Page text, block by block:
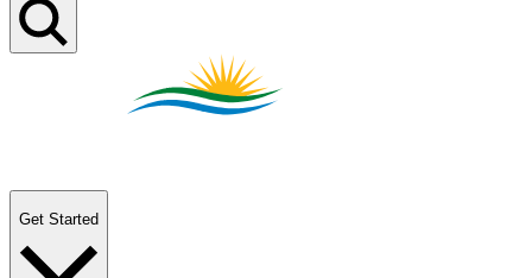
Get Started​​​​‌ ‍ ​‍​‍‌‍ ‌ ​‍‌‍‍‌‌‍‌ ‌‍‍‌‌‍ ‍​‍​‍​ ‍‍​‍​‍‌ ​ ‌‍​‌‌‍ ‍‌‍‍‌‌ ‌​‌ ‍‌​‍ ‍‌‍‍‌‌‍ ​‍​‍​‍ ​​‍​‍‌‍‍​‌ ​‍‌‍‌‌‌‍‌‍​‍​‍​ ‍‍​‍​‍‌‍‍​‌ ‌​‌ ‌​‌ ​​​ ‍‍​‍ ​‍ ‌‍ ​‌‍ ‌‍​ ‌‍​‌‌‍ ​‌‍‍​‌‍ ‌ ​ ‌ ‌​​ ‍‍​ ​ ​ ​ ​ ​ ​ ​ ​‍ ‌‍‍‌‌‍ ‍‌ ‌​‌‍‌‌‌‍ ‍‌ ‌​​‍ ‌‍‌‌‌‍‌​‌‍‍‌‌ ‌​​‍ ‌‍ ‌‌‍ ‌‍‌​‌‍‌‌​ ‌‌ ​​‌ ​‍‌‍‌‌‌ ​ ‌‍‌‌‌‍ ‍‌ ‌​‌‍​‌‌ ‌​‌‍‍‌‌‍ ‌‍ ‍​ ‍ ‌‍‍‌‌‍‌​​ ‌‌ ​ ‌‍‍‌‌ ‌​‌‍‌‌‌​‍​‌‍‌‌‌‍​‌‌‍‌​‌‍‌‌‌ ​‍​ ‍ ‌ ‌​‌ ‍‌‌ ​​‌‍‌‌​ ‌‌‍‍​‌‍‌‌‌‍​‌‌‍‌​‌‍‌‌‌ ​‍​ ‍ ‌ ​​‌‍​‌‌ ‌​‌‍‍​​ ‌‌‍‌ ‌‍‌‌‌ ‌​‌‌​ ‌ ‌​‌‍​‌‌ ​‍‌ ‌​‌‍‌‌‌‍‌​‌​ ‌‌‍‌‌‌‍ ‍‌ ‌‌​‍ ‍‌‍​‍‌ ‌​‌‍ ‍‌‌‌​‌‍‌‌‌ ‍​‌ ‌​​ ‌‍​‍‌‍​‌‌ ​ ‌‍‌‌‌‌‌‌‌ ​‍‌‍ ​​ ‌‌‍‍​‌ ‌​‌ ‌​‌ ​​​‍‌‌​ ​ ‌​​‌​‍‌‌​ ​‍‌​‌‍​‍‌‌​ ​‍‌​‌‍‌‍ ​‌‍ ‌‍​ ‌‍​‌‌‍ ​‌‍‍​‌‍ ‌ ​ ‌ ‌​​‍‌‌​ ​ ‌​​‌​ ​ ​ ​ ​ ​ ​ ​ ​‍‌‍‌‍‍‌‌‍‌​​ ‌‌ ​ ‌‍‍‌‌ ‌​‌‍‌‌‌​‍​‌‍‌‌‌‍​‌‌‍‌​‌‍‌‌‌ ​‍​‍‌‍‌ ‌​‌ ‍‌‌ ​​‌‍‌‌​ ‌‌‍‍​‌‍‌‌‌‍​‌‌‍‌​‌‍‌‌‌ ​‍​‍‌‍‌ ​​‌‍​‌‌ ‌​‌‍‍​​ ‌‌‍‌ ‌‍‌‌‌ ‌​‌‌​ ‌ ‌​‌‍​‌‌ ​‍‌ ‌​‌‍‌‌‌‍‌​‌​ ‌‌‍‌‌‌‍ ‍‌ ‌‌​‍ ‍‌‍​‍‌ ‌​‌‍ ‍‌‌‌​‌‍‌‌‌ ‍​‌ ‌​​‍‌‍‌ ​​‌‍‌‌‌ ​‍‌ ​ ‌ ​​‌‍‌‌‌‍​ ‌ ‌​‌‍‍‌‌ ‌‍‌‍‌‌​ ‌‌ ​​‌ ‌‌‌‍​‍‌‍ ​‌‍‍‌‌ ​ ‌‍‍​‌‍‌‌‌‍‌​​‍​‍‌ ‌